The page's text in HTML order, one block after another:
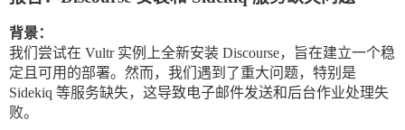
背景：
我们尝试在 Vultr 实例上全新安装 Discourse，旨在建立一个稳
定且可用的部署。然而，我们遇到了重大问题，特别是
Sidekiq 等服务缺失，这导致电子邮件发送和后台作业处理失
败。